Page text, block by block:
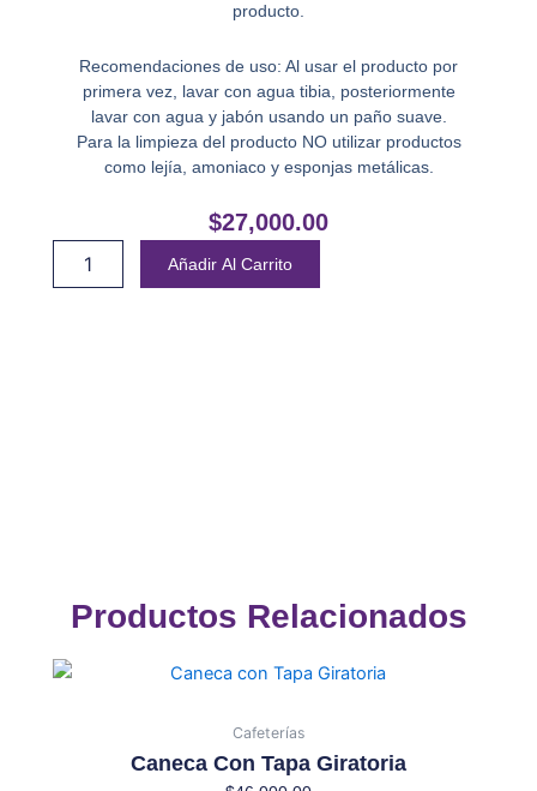
producto.
Recomendaciones de uso: Al usar el producto por
primera vez, lavar con agua tibia, posteriormente
lavar con agua y jabón usando un paño suave.
Para la limpieza del producto NO utilizar productos
como lejía, amoniaco y esponjas metálicas.
$27,000.00
cantidad
Añadir Al Carrito
Productos Relacionados
Cafeterías
Caneca Con Tapa Giratoria